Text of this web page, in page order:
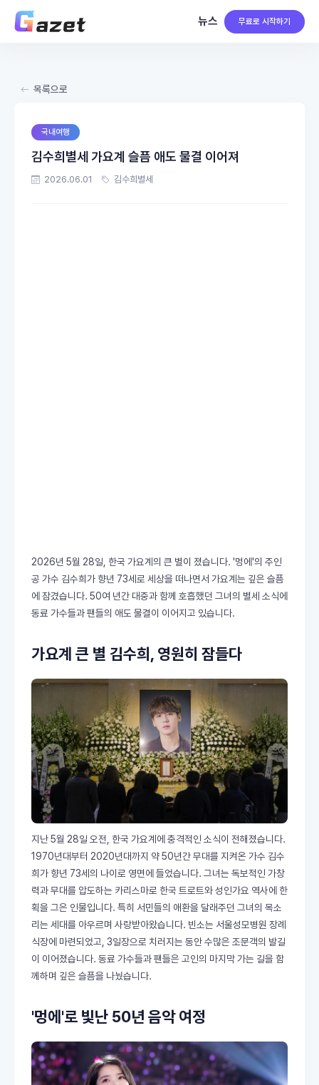
뉴스 무료로 시작하기
목록으로
국내여행
김수희별세 가요계 슬픔 애도 물결 이어져
2026.06.01 김수희별세
2026년 5월 28일, 한국 가요계의 큰 별이 졌습니다. '멍에'의 주인
공 가수 김수희가 향년 73세로 세상을 떠나면서 가요계는 깊은 슬픔
에 잠겼습니다. 50여 년간 대중과 함께 호흡했던 그녀의 별세 소식에
동료 가수들과 팬들의 애도 물결이 이어지고 있습니다.
가요계 큰 별 김수희, 영원히 잠들다
지난 5월 28일 오전, 한국 가요계에 충격적인 소식이 전해졌습니다.
1970년대부터 2020년대까지 약 50년간 무대를 지켜온 가수 김수
희가 향년 73세의 나이로 영면에 들었습니다. 그녀는 독보적인 가창
력과 무대를 압도하는 카리스마로 한국 트로트와 성인가요 역사에 한
획을 그은 인물입니다. 특히 서민들의 애환을 달래주던 그녀의 목소
리는 세대를 아우르며 사랑받아왔습니다. 빈소는 서울성모병원 장례
식장에 마련되었고, 3일장으로 치러지는 동안 수많은 조문객의 발길
이 이어졌습니다. 동료 가수들과 팬들은 고인의 마지막 가는 길을 함
께하며 깊은 슬픔을 나눴습니다.
'멍에'로 빛난 50년 음악 여정